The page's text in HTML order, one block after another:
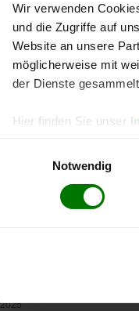
Wir verwenden
und die Zugriffe auf
Website an unsere
möglicherweise mit
der Dienste
Hier finden Sie unser
Notwendig
in Scharten für
2025